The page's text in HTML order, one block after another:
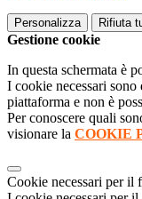
Personalizza Rifiuta
Gestione cookie
In questa schermata è
I cookie necessari
piattaforma e non è
Per conoscere quali
visionare la COOKIE
Cookie necessari per il